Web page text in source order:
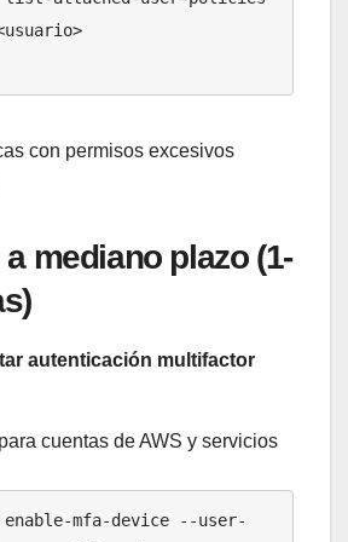
con permisos excesivos
mediano plazo (1-
autenticación multifactor
cuentas de AWS y servicios